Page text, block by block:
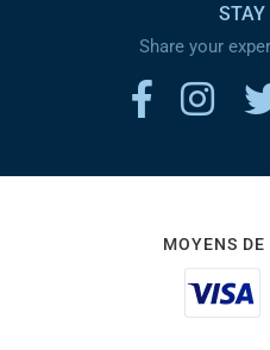
STAY
Share your
MOYENS